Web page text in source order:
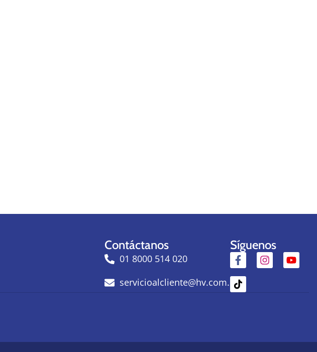
Contáctanos
01 8000 514 020
servicioalcliente@hv.com.co
Síguenos